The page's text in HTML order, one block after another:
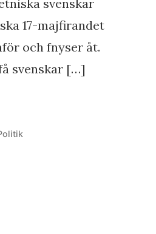
svenskar
17-majfirandet
och fnyser åt.
svenskar […]